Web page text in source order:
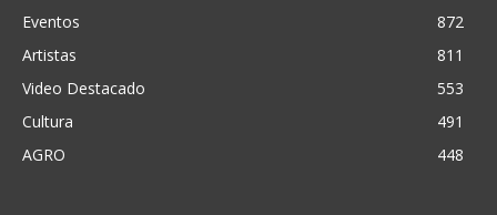
Eventos
872
Artistas
811
Video Destacado
553
Cultura
491
AGRO
448